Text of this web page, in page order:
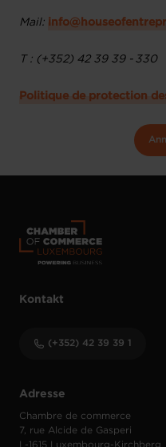
Mail:
T : (+352) 42 39 39 - 330
Politique de protection
Adresse
Chambre de commerce
7, rue Alcide de Gasperi
L-1615 Luxembourg-Kirchberg
Kontakt
(+352) 42 39 39 1